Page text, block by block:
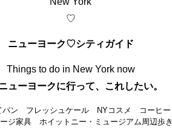
♡
ニューヨーク♡シティガイド
Things to do in New York now
ューヨークに行って、これしたい。
パン フレッシュケール NYコスメ コーヒー
ジ家具 ホイットニー・ミュージアム周辺歩き